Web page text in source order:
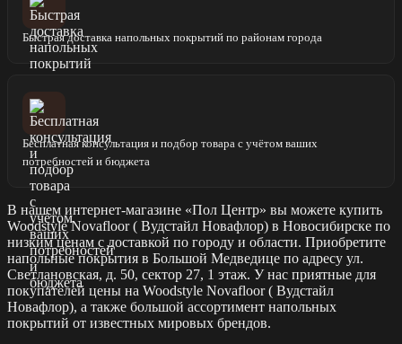
Быстрая доставка напольных покрытий по районам города
Бесплатная консультация и подбор товара с учётом ваших
потребностей и бюджета
В нашем интернет-магазине «Пол Центр» вы можете купить
Woodstyle Novafloor ( Вудстайл Новафлор) в Новосибирске по
низким ценам с доставкой по городу и области. Приобретите
напольные покрытия в Большой Медведице по адресу ул.
Светлановская, д. 50, сектор 27, 1 этаж. У нас приятные для
покупателей цены на Woodstyle Novafloor ( Вудстайл
Новафлор), а также большой ассортимент напольных
покрытий от известных мировых брендов.